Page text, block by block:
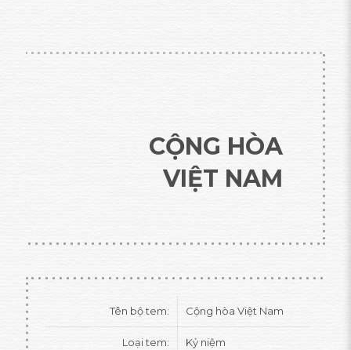
CỘNG HÒA
VIỆT NAM
Tên bộ tem: Cộng hòa Việt Nam
Loại tem: Kỷ niệm